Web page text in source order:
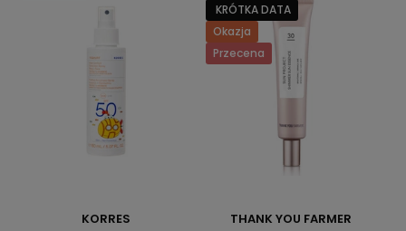
KORRES
KRÓTKA DATA
Okazja
Przecena
THANK YOU FARMER